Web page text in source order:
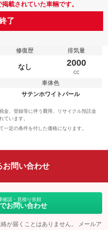
載されていた車輛です。
了
修復歴
なし
排気量
2000
cc
車体色
サテンホワイトパール
金、登録等に伴う費用、リサイクル預託金
ています。
一定の条件を付した価格になります。
お問い合わせ
確認・見積り依頼
お問い合わせ
が届くことはありません。 メールア